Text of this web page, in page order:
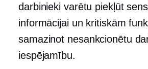
darbinieki varētu piekļūt
informācijai un kritiskām
samazinot nesankcionētu
iespējamību.